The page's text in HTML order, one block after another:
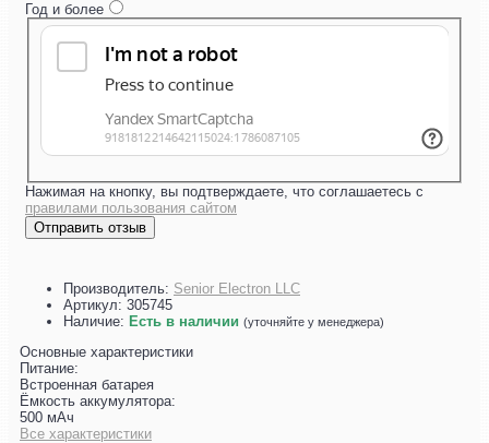
Год и более
Нажимая на кнопку, вы подтверждаете, что соглашаетесь с
правилами пользования сайтом
Отправить отзыв
Производитель: Senior Electron LLC
Артикул: 305745
Наличие: Есть в наличии (уточняйте у менеджера)
Основные характеристики
Питание:
Встроенная батарея
Ёмкость аккумулятора:
500 мАч
Все характеристики